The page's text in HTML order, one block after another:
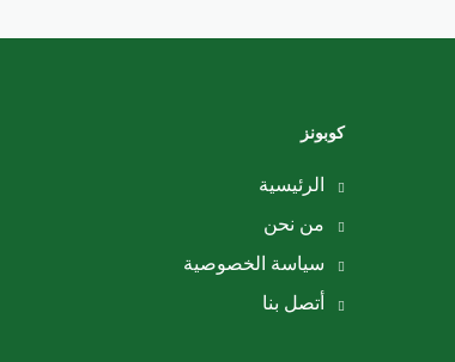
كوبونز
الرئيسية
من نحن
سياسة الخصوصية
أتصل بنا